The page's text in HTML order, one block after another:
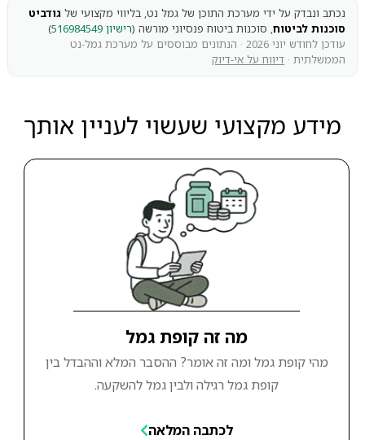
נכתב ונבדק על ידי מערכת התוכן של גמל נט, בליווי מקצועי של גודביט
סוכנות לביטוח, סוכנות ביטוח פנסיוני מורשה (רישיון 516984549
)
עודכן לחודש יוני 2026 · הנתונים מבוססים על מערכת גמל-נט
הממשלתית · דיווח על אי-דיוק
מידע מקצועי שעשוי לעניין אותך
מה זה קופת גמל
מהי קופת גמל ומה זה אומר? ההסבר המלא וההבדל בין
קופת גמל רגילה ולבין גמל להשקעה.
לכתבה המלאה